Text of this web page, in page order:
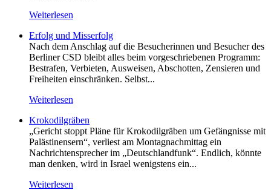
Weiterlesen
Erfolg und Misserfolg
Nach dem Anschlag auf die Besucherinnen und Besucher des
Berliner CSD bleibt alles beim vorgeschriebenen Programm:
Bestrafen, Verbieten, Ausweisen, Abschotten, Zensieren und
Freiheiten einschränken. Selbst...
Weiterlesen
Krokodilgräben
„Gericht stoppt Pläne für Krokodilgräben um Gefängnisse mit
Palästinensern“, verliest am Montagnachmittag ein
Nachrichtensprecher im „Deutschlandfunk“. Endlich, könnte
man denken, wird in Israel wenigstens ein...
Weiterlesen